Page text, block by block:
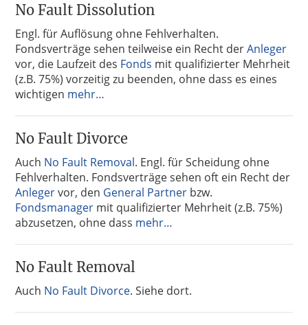
No Fault Dissolution
Engl. für Auflösung ohne Fehlverhalten.
Fondsverträge sehen teilweise ein Recht derAnleger
vor, die Laufzeit des Fonds mit qualifizierter Mehrheit
(z.B. 75%) vorzeitig zu beenden, ohne dass es eines
wichtigen mehr…
No Fault Divorce
Auch No Fault Removal. Engl. für Scheidung ohne
Fehlverhalten. Fondsverträge sehen oft ein Recht der
Anlegervor, den General Partner bzw.
Fondsmanager mit qualifizierter Mehrheit (z.B. 75%)
abzusetzen, ohne dass mehr…
No Fault Removal
Auch No Fault Divorce. Siehe dort.